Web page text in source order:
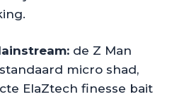
de Z Man
micro shad,
ElaZtech finesse bait